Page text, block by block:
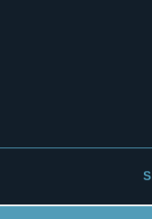
Albo
presso il
Albo. Camminata lungo
il Toce fino a
verso le ore 15 ci si
dalla chiesa
di Albo, con tappa
di Veneranda Fabbrica